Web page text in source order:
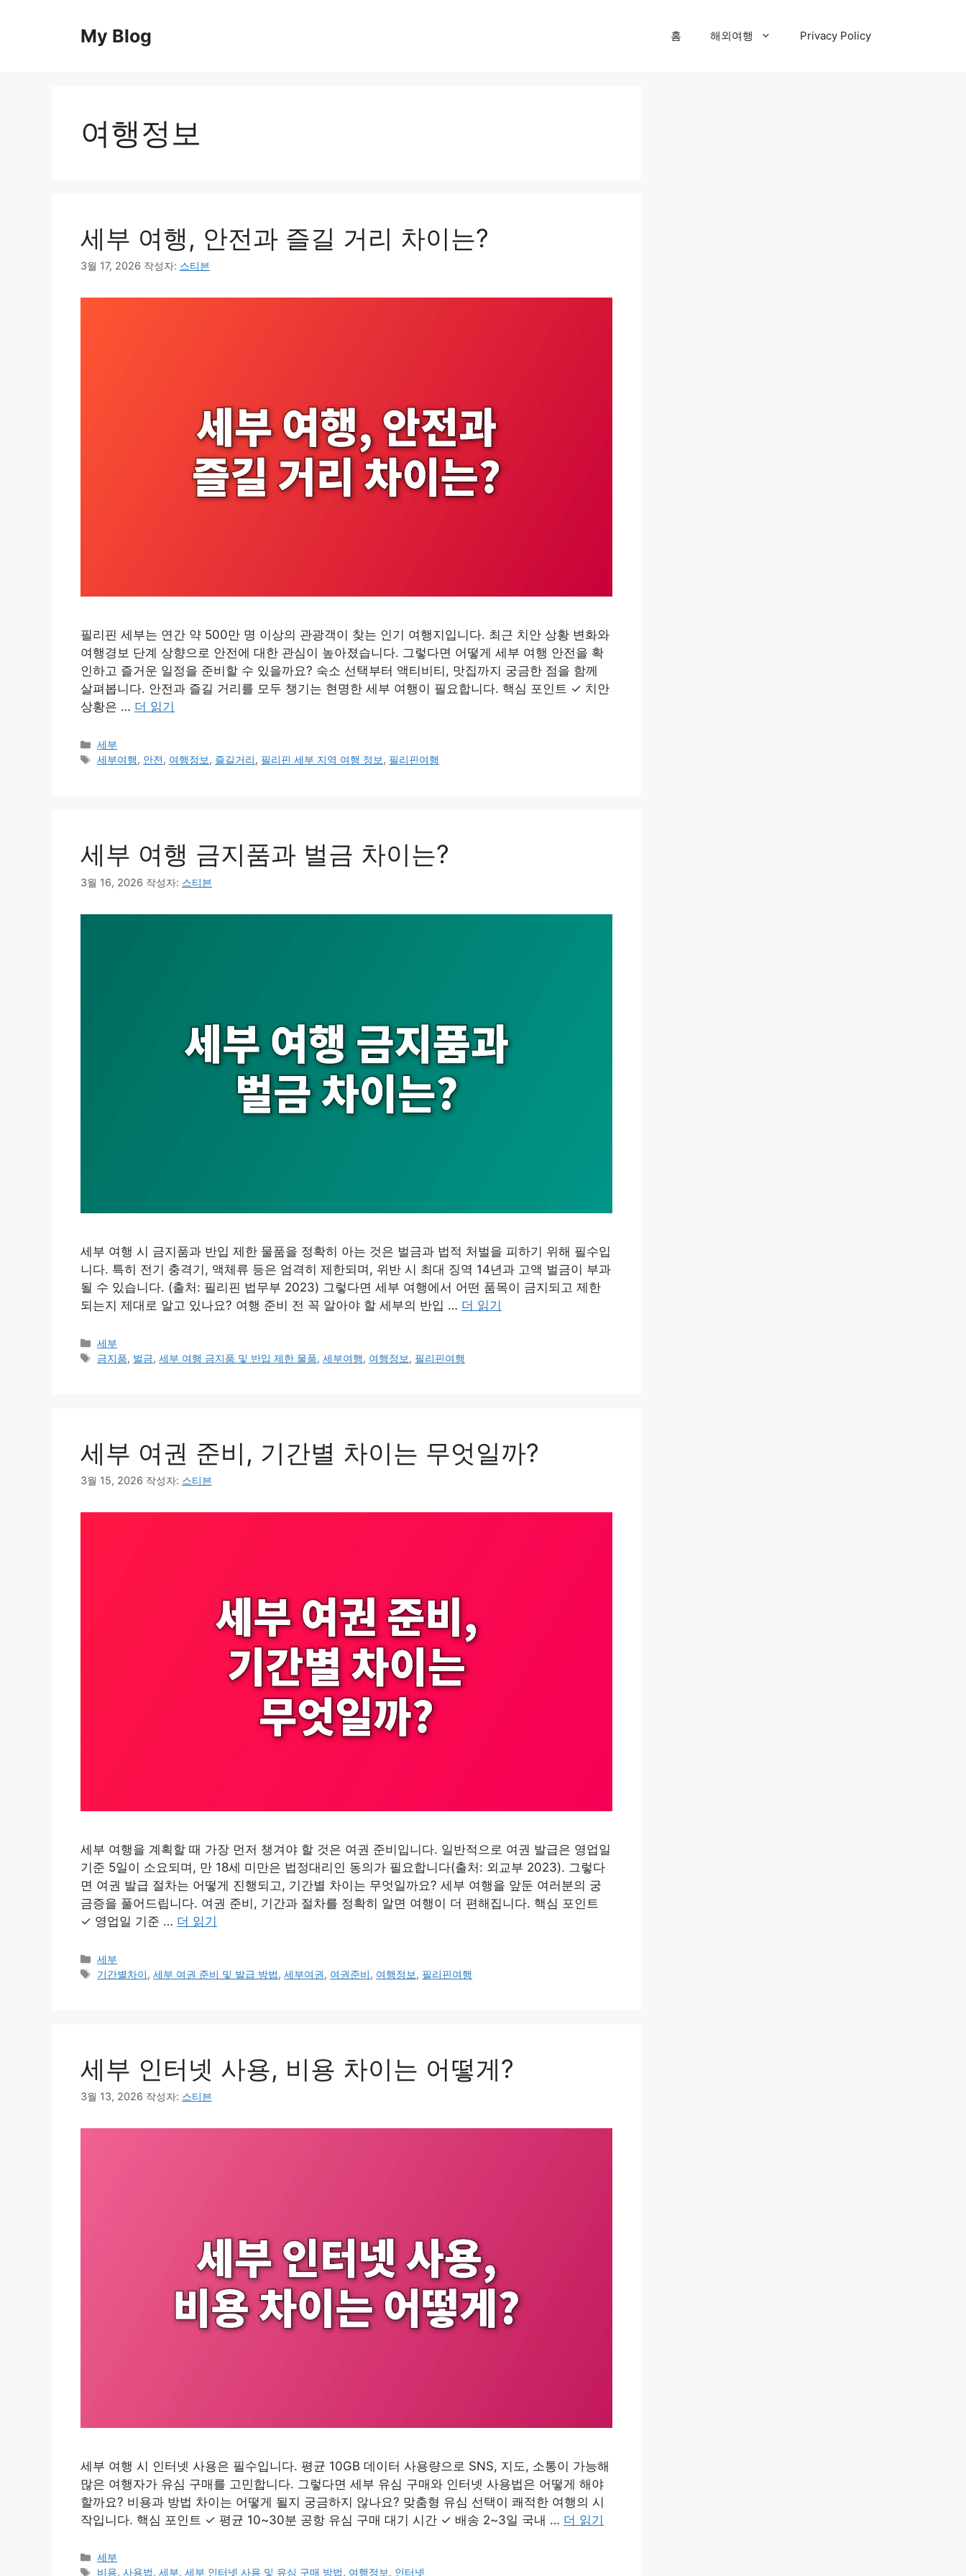
My Blog 홈 해외여행 Privacy Policy
여행정보
세부 여행, 안전과 즐길 거리 차이는?
3월 17, 2026 작성자: 스티븐
필리핀 세부는 연간 약 500만 명 이상의 관광객이 찾는 인기 여행지입니다. 최근 치안 상황 변화와
여행경보 단계 상향으로 안전에 대한 관심이 높아졌습니다. 그렇다면 어떻게 세부 여행 안전을 확
인하고 즐거운 일정을 준비할 수 있을까요? 숙소 선택부터 액티비티, 맛집까지 궁금한 점을 함께
살펴봅니다. 안전과 즐길 거리를 모두 챙기는 현명한 세부 여행이 필요합니다. 핵심 포인트 ✓ 치안
상황은 … 더 읽기
카
테
세부
태
세부여행, 안전, 여행정보, 즐길거리, 필리핀 세부 지역 여행 정보, 필리핀여행
세부 여행 금지품과 벌금 차이는?
3월 16, 2026 작성자: 스티븐
세부 여행 시 금지품과 반입 제한 물품을 정확히 아는 것은 벌금과 법적 처벌을 피하기 위해 필수입
니다. 특히 전기 충격기, 액체류 등은 엄격히 제한되며, 위반 시 최대 징역 14년과 고액 벌금이 부과
될 수 있습니다. (출처: 필리핀 법무부 2023) 그렇다면 세부 여행에서 어떤 품목이 금지되고 제한
되는지 제대로 알고 있나요? 여행 준비 전 꼭 알아야 할 세부의 반입 … 더 읽기
카
테
세부
태
금지품, 벌금,세부 여행 금지품 및 반입 제한 물품,세부여행, 여행정보, 필리핀여행
세부 여권 준비, 기간별 차이는 무엇일까?
3월 15, 2026 작성자: 스티븐
세부 여행을 계획할 때 가장 먼저 챙겨야 할 것은 여권 준비입니다. 일반적으로 여권 발급은 영업일
기준 5일이 소요되며, 만 18세 미만은 법정대리인 동의가 필요합니다(출처: 외교부 2023). 그렇다
면 여권 발급 절차는 어떻게 진행되고, 기간별 차이는 무엇일까요? 세부 여행을 앞둔 여러분의 궁
금증을 풀어드립니다. 여권 준비, 기간과 절차를 정확히 알면 여행이 더 편해집니다. 핵심 포인트
✓ 영업일 기준 … 더 읽기
카
테
세부
태
기간별차이,세부 여권 준비 및 발급 방법,세부여권, 여권준비, 여행정보, 필리핀여행
세부 인터넷 사용, 비용 차이는 어떻게?
3월 13, 2026 작성자: 스티븐
세부 여행 시 인터넷 사용은 필수입니다. 평균 10GB 데이터 사용량으로 SNS, 지도, 소통이 가능해
많은 여행자가 유심 구매를 고민합니다. 그렇다면 세부 유심 구매와 인터넷 사용법은 어떻게 해야
할까요? 비용과 방법 차이는 어떻게 될지 궁금하지 않나요? 맞춤형 유심 선택이 쾌적한 여행의 시
작입니다. 핵심 포인트 ✓ 평균 10~30분 공항 유심 구매 대기 시간 ✓ 배송 2~3일 국내 … 더 읽기
카
테
세부
태
비용,사용법,세부,세부 인터넷 사용 및 유심 구매 방법, 여행정보, 인터넷